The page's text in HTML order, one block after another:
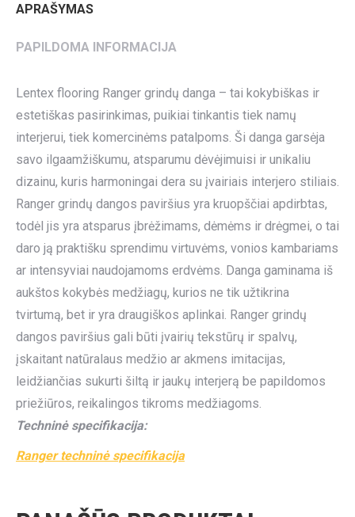
APRAŠYMAS
PAPILDOMA INFORMACIJA
Lentex flooring Ranger grindų danga – tai kokybiškas ir
estetiškas pasirinkimas, puikiai tinkantis tiek namų
interjerui, tiek komercinėms patalpoms. Ši danga garsėja
savo ilgaamžiškumu, atsparumu dėvėjimuisi ir unikaliu
dizainu, kuris harmoningai dera su įvairiais interjero stiliais.
Ranger grindų dangos paviršius yra kruopščiai apdirbtas,
todėl jis yra atsparus įbrėžimams, dėmėms ir drėgmei, o tai
daro ją praktišku sprendimu virtuvėms, vonios kambariams
ar intensyviai naudojamoms erdvėms. Danga gaminama iš
aukštos kokybės medžiagų, kurios ne tik užtikrina
tvirtumą, bet ir yra draugiškos aplinkai. Ranger grindų
dangos paviršius gali būti įvairių tekstūrų ir spalvų,
įskaitant natūralaus medžio ar akmens imitacijas,
leidžiančias sukurti šiltą ir jaukų interjerą be papildomos
priežiūros, reikalingos tikroms medžiagoms.
Techninė specifikacija:
Ranger techninė specifikacija